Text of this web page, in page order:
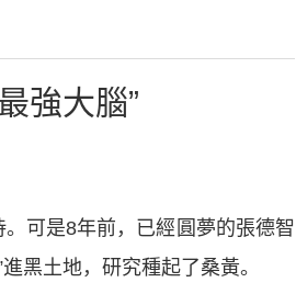
強大腦”
可是8年前，已經圓夢的張德智
黑土地，研究種起了桑黃。